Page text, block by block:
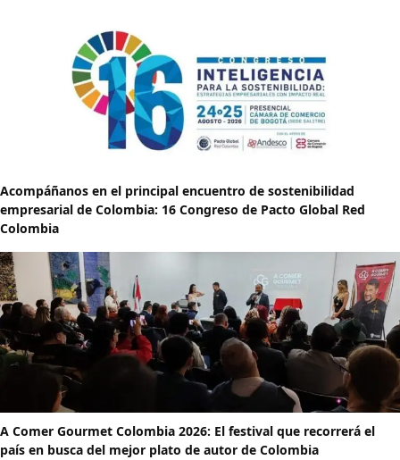
Acompáñanos en el principal encuentro de sostenibilidad
empresarial de Colombia: 16 Congreso de Pacto Global Red
Colombia
A Comer Gourmet Colombia 2026: El festival que recorrerá el
país en busca del mejor plato de autor de Colombia